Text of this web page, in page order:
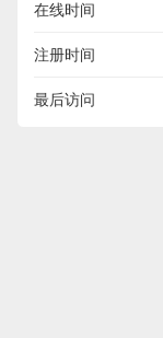
在线时间
注册时间
最后访问